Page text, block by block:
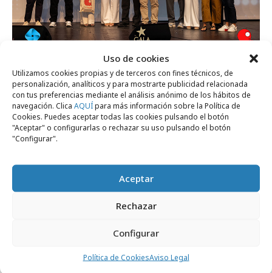
Uso de cookies
Utilizamos cookies propias y de terceros con fines técnicos, de
personalización, analíticos y para mostrarte publicidad relacionada
con tus preferencias mediante el análisis anónimo de los hábitos de
navegación. Clica AQUÍpara más información sobre la Política de
Cookies. Puedes aceptar todas las cookies pulsando el botón
"Aceptar" o configurarlas o rechazar su uso pulsando el botón
"Configurar".
Aceptar
Rechazar
Configurar
Política de CookiesAviso Legal
Premio Luis Bassat del Publifestival 2025
Festivales y premios